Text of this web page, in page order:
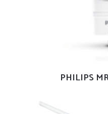
查
PHILIPS